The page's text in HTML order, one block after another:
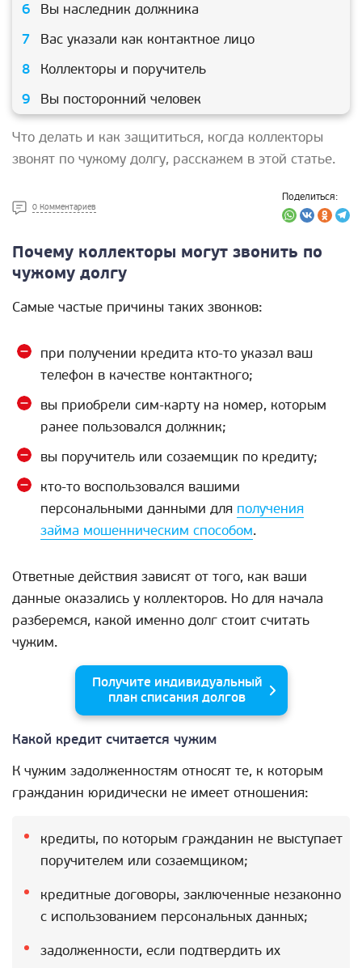
Вы наследник должника
Вас указали как контактное лицо
Коллекторы и поручитель
Вы посторонний человек
Что делать и как защититься, когда коллекторы
звонят по чужому долгу, расскажем в этой статье.
0 Комментариев
Поделиться:
Почему коллекторы могут звонить по
чужому долгу
Самые частые причины таких звонков:
при получении кредита кто-то указал ваш
телефон в качестве контактного;
вы приобрели сим-карту на номер, которым
ранее пользовался должник;
вы поручитель или созаемщик по кредиту;
кто-то воспользовался вашими
персональными данными для получения
займа мошенническим способом.
Ответные действия зависят от того, как ваши
данные оказались у коллекторов. Но для начала
разберемся, какой именно долг стоит считать
чужим.
Получите индивидуальный
план списания долгов
Какой кредит считается чужим
К чужим задолженностям относят те, к которым
гражданин юридически не имеет отношения:
кредиты, по которым гражданин не выступает
поручителем или созаемщиком;
кредитные договоры, заключенные незаконно
с использованием персональных данных;
задолженности, если подтвердить их